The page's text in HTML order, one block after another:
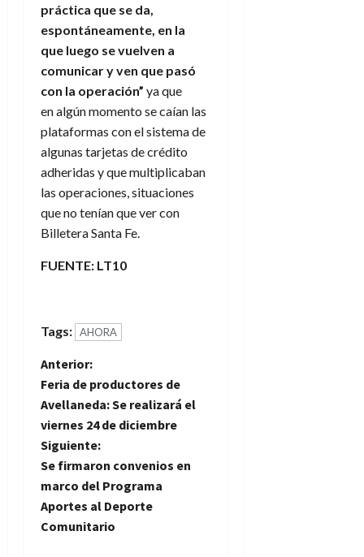
práctica que se da,
espontáneamente, en la
que luego se vuelven a
comunicar y ven que pasó
con la operación” ya que
en algún momento se caían las
plataformas con el sistema de
algunas tarjetas de crédito
adheridas y que multiplicaban
las operaciones, situaciones
que no tenían que ver con
Billetera Santa Fe.
FUENTE: LT10
Tags: AHORA
N
a
v
e
g
a
Anterior:
Feria de productores de
Avellaneda: Se realizará el
viernes 24 de diciembre
Siguiente:
Se firmaron convenios en
marco del Programa
Aportes al Deporte
Comunitario